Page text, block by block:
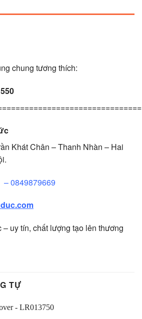
chung tương thích:
Khát Chân – Thanh Nhàn – Hai
–0849879669
uy tín, chất lượng tạo lên thương
TỰ